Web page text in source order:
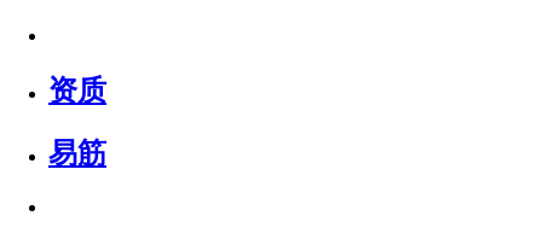
资质
易筋